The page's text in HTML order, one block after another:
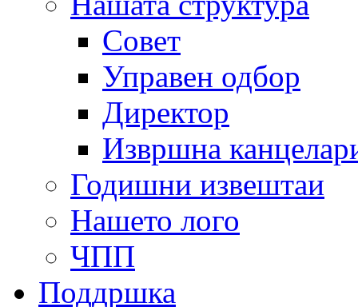
Совет
Управен одбор
Директор
Извршна
Годишни извештаи
Нашето лого
ЧПП
Поддршка